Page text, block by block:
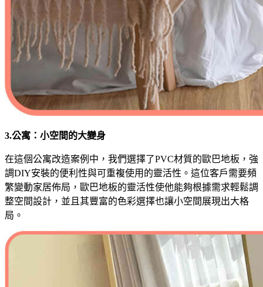
3.公寓：小空間的大變身
在這個公寓改造案例中，我們選擇了PVC材質的歐巴地板，強
調DIY安裝的便利性與可重複使用的靈活性。這位客戶需要頻
繁變動家居佈局，歐巴地板的靈活性使他能夠根據需求輕鬆調
整空間設計，並且其豐富的色彩選擇也讓小空間展現出大格
局。